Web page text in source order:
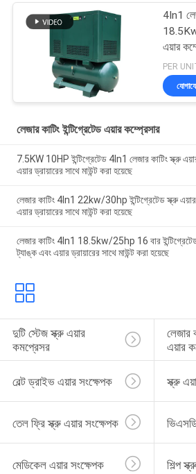
4In1
এয়ার
PER
লেজার কাটিং ইন্টিগ্রেটেড এয়ার কম্প্রেসার
7.5KW 10HP ইন্টিগ্রেটেড 4In1 লেজার কাটিং স্ক্রু
এয়ার ড্রায়ারের সাথে মাউন্ট করা হয়েছে
লেজার কাটিং 4In1 22kw/30hp ইন্টিগ্রেটেড স্ক্রু
এয়ার ড্রায়ারের সাথে মাউন্ট করা হয়েছে
লেজার কাটিং 4In1 18.5kw/25hp 16 বার
ট্যাঙ্ক এবং এয়ার ড্রায়ারের সাথে মাউন্ট করা হয়েছে
দুটি স্টেজ স্ক্রু এয়ার
কমপ্রেসর
লেজার
এয়ার
বেল্ট ড্রাইভ এয়ার সংক্ষেপক স্ক্রু
তেল ফ্রি স্ক্রু এয়ার সংক্ষেপক
মেডিকেল এয়ার সংক্ষেপক শিল্প